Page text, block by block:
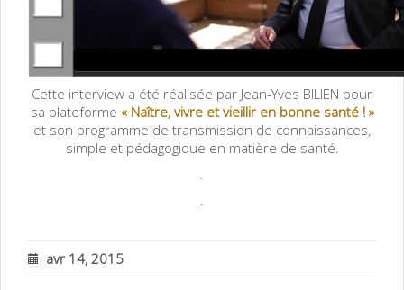
Cette interview a été réalisée par Jean-Yves BILIEN pour
sa plateforme « Naître, vivre et vieillir en bonne santé ! »
et son programme de transmission de connaissances,
simple et pédagogique en matière de santé.
.
.
avr 14, 2015